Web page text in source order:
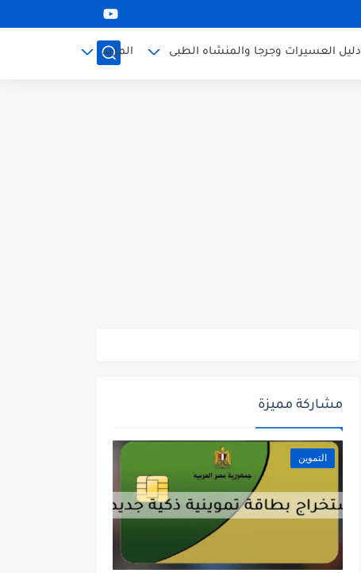
دليل العسيرات وجرجا والمنشاه الطبى المزيد
مشاركة مميزة
التموين